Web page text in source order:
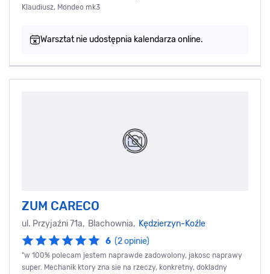
Klaudiusz, Mondeo mk3
Warsztat nie udostępnia kalendarza online.
ZUM CARECO
ul. Przyjaźni 71a, Blachownia, Kędzierzyn-Koźle
6 (2 opinie)
"w 100% polecam jestem naprawde zadowolony, jakosc naprawy
super. Mechanik ktory zna sie na rzeczy, konkretny, dokladny